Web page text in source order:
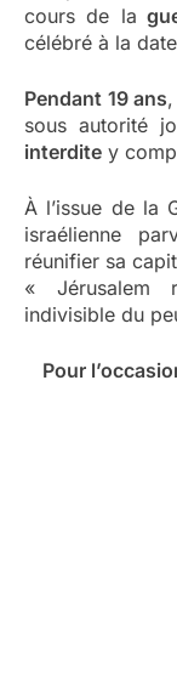
cours de la
célébré à la
Pendant 19 ans
sous autorité
interdite y
À l’issue de la
israélienne
réunifier sa
« Jérusalem
indivisible du
Pour